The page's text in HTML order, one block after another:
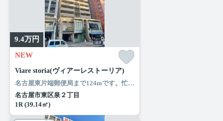
9.4万円
NEW
Viare storia(ヴィアーレストーリア)
名古屋東片端郵便局まで124mです。忙しい朝でも鏡を見ながらサッと身支度を整えることができる独立洗面台があります。共用部には敷地内ごみ置き場・エレベータなどが揃っており、とても充実しています。ぜひご覧いただきたい賃貸物件です。名古屋市東区エリアと名古屋市営桜通線高岳付近のお部屋探しなら当社へ。あなたからのお問い合せをスタッフ一同お待ちしております。
名古屋市東区泉２丁目
1R (39.14㎡)